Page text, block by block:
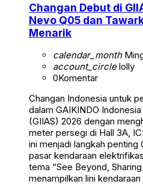
Changan Debut di
Nevo Q05 dan
Menarik
calendar_month
account_circlelolly
0Komentar
Changan Indonesia untuk
dalam GAIKINDO
(GIIAS) 2026 dengan
meter persegi di Hall 3A,
ini menjadi langkah penting
pasar kendaraan
tema “See Beyond,
menampilkan lini